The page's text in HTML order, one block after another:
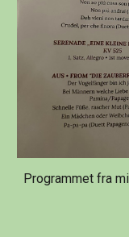
Programmet fra